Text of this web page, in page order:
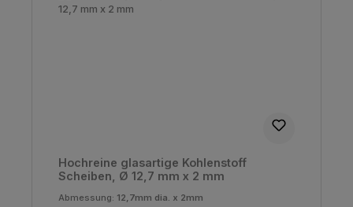
Hochreine glasartige Kohlenstoff
Scheiben, Ø 12,7 mm x 2 mm
Abmessung: 12,7mm dia. x 2mm